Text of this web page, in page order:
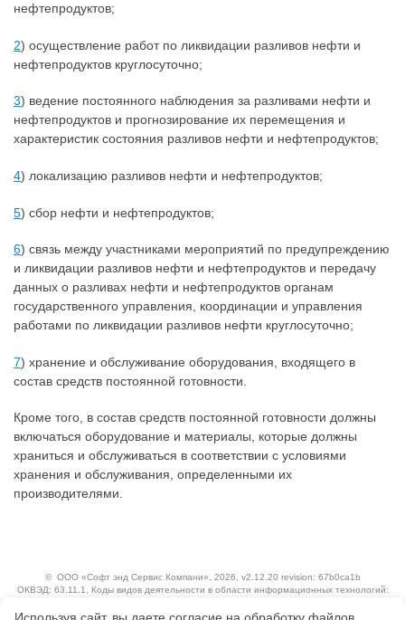
нефтепродуктов;
2) осуществление работ по ликвидации разливов нефти и
нефтепродуктов круглосуточно;
3) ведение постоянного наблюдения за разливами нефти и
нефтепродуктов и прогнозирование их перемещения и
характеристик состояния разливов нефти и нефтепродуктов;
4) локализацию разливов нефти и нефтепродуктов;
5) сбор нефти и нефтепродуктов;
6) связь между участниками мероприятий по предупреждению
и ликвидации разливов нефти и нефтепродуктов и передачу
данных о разливах нефти и нефтепродуктов органам
государственного управления, координации и управления
работами по ликвидации разливов нефти круглосуточно;
7) хранение и обслуживание оборудования, входящего в
состав средств постоянной готовности.
Кроме того, в состав средств постоянной готовности должны
включаться оборудование и материалы, которые должны
храниться и обслуживаться в соответствии с условиями
хранения и обслуживания, определенными их
производителями.
© ООО «Софт энд Сервис Компани», 2026, v2.12.20 revision: 67b0ca1b
ОКВЭД: 63.11.1, Коды видов деятельности в области информационных технологий:
Ценовая политика
Используя сайт, вы даете согласие на обработку файлов